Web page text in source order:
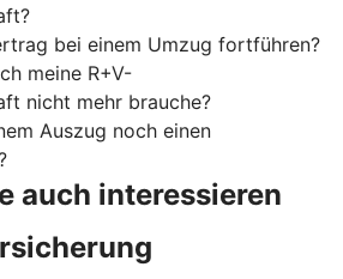
bei einem Umzug fortführen?
meine R+V-
nicht mehr brauche?
Auszug noch einen
auch interessieren